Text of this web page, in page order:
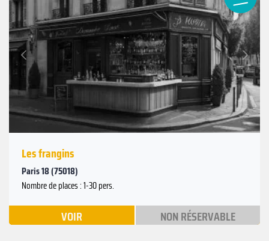
Précédent
Suivant
Les frangins
Paris 18 (75018)
Nombre de places : 1-30 pers.
VOIR NON RÉSERVABLE